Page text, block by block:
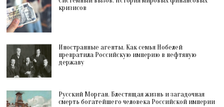
кризисов
Иностранные агенты. Как семья Нобелей
превратила Российскую империю в нефтяную
державу
Русский Морган. Блестящая жизнь и загадочная
смерть богатейшего человека Российской империи